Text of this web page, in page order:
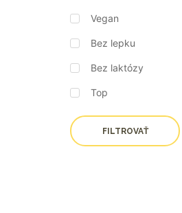
Vegan
Bez lepku
Bez laktózy
Top
FILTROVAŤ